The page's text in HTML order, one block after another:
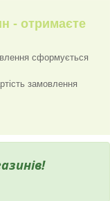
- отримаєте
сформується
замовлення